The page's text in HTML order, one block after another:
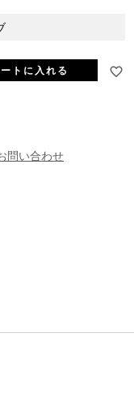
トに入れる
問い合わせ